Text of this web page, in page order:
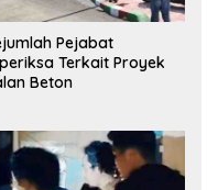
Pejabat
Terkait Proyek
Beton